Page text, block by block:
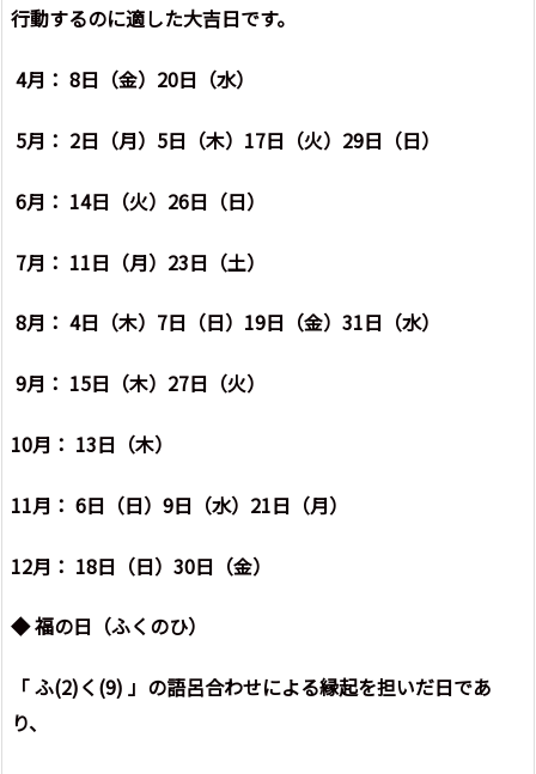
行動するのに適した大吉日です。
4月： 8日（金）20日（水）
5月： 2日（月）5日（木）17日（火）29日（日）
6月： 14日（火）26日（日）
7月： 11日（月）23日（土）
8月： 4日（木）7日（日）19日（金）31日（水）
9月： 15日（木）27日（火）
10月： 13日（木）
11月： 6日（日）9日（水）21日（月）
12月： 18日（日）30日（金）
◆福の日（ふくのひ）
「 ふ(2)く(9) 」の語呂合わせによる縁起を担いだ日であ
り、